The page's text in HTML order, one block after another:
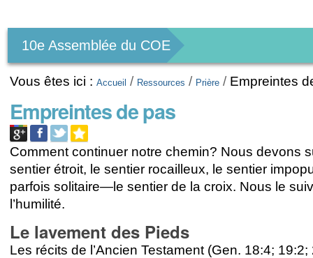
personnels
10e Assemblée du COE
Vous êtes ici : Accueil / Ressources / Prière / Empreintes
Empreintes de pas
Comment continuer notre chemin? Nous devons
sentier étroit, le sentier rocailleux, le sentier
parfois solitaire—le sentier de la croix. Nous le
l’humilité.
Le lavement des Pieds
Les récits de l’Ancien Testament (Gen. 18:4; 19:2;